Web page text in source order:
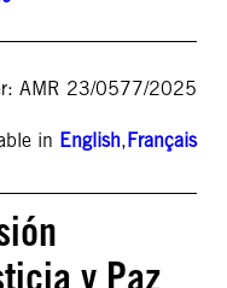
AMR 23/0577/2025
in English,Français
y Paz